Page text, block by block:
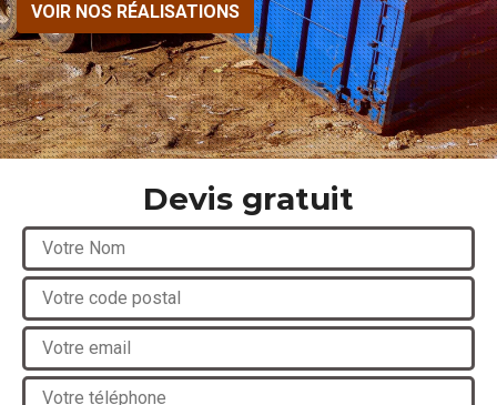
VOIR NOS RÉALISATIONS
Devis gratuit